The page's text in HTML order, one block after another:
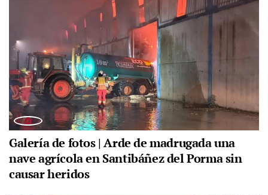
Galería de fotos | Arde de madrugada una
nave agrícola en Santibáñez del Porma sin
causar heridos